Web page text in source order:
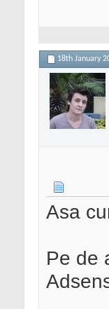
18th January
Asa
Pe de